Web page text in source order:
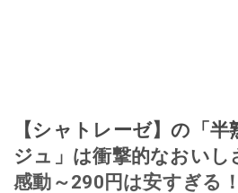
【シャトレーゼ】の「
ジュ」は衝撃的なおいし
感動～290円は安すぎる！